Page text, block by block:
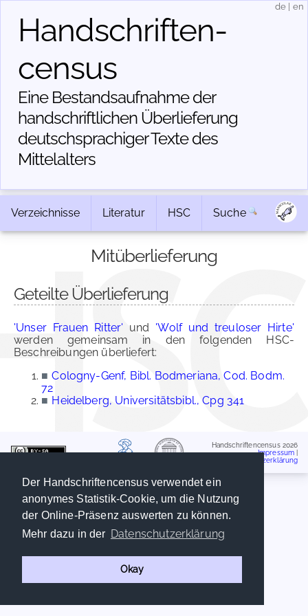
Der Handschriftencensus verwendet ein
anonymes Statistik-Cookie, um die Nutzung
der Online-Präsenz auswerten zu können.
Mehr dazu in der Datenschutzerklärung
Okay
Handschriften­
census
Eine Bestandsaufnahme der
handschriftlichen Über­lieferung
deutschsprachiger Texte des
Mittelalters
de en
Verzeichnisse Literatur HSC Suche
Mitüberlieferung
Geteilte Überlieferung
'Unser Frauen Ritter' und 'Wolf und treuloser Hirte'
werden gemeinsam in den folgenden HSC-
Beschreibungen überliefert:
■ Cologny-Genf, Bibl. Bodmeriana, Cod. Bodm.
72
■ Heidelberg, Universitätsbibl., Cpg 341
Handschriftencensus 2026
Impressum
Datenschutzerklärung